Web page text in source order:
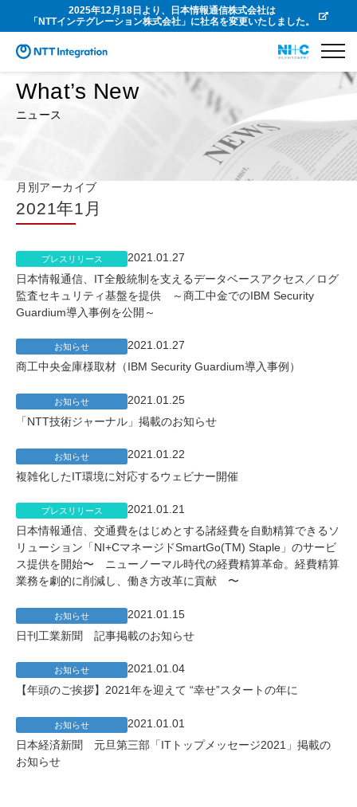
2025年12月18日より、日本情報通信株式会社は
「NTTインテグレーション株式会社」に社名を変更いたしました。
What’s New
ニュース
月別アーカイブ
2021年1月
プレスリリース
2021.01.27
日本情報通信、IT全般統制を支えるデータベースアクセス／ログ
監査セキュリティ基盤を提供 ～商工中金でのIBM Security
Guardium導入事例を公開～
お知らせ
2021.01.27
商工中央金庫様取材（IBM Security Guardium導入事例）
お知らせ
2021.01.25
「NTT技術ジャーナル」掲載のお知らせ
お知らせ
2021.01.22
複雑化したIT環境に対応するウェビナー開催
プレスリリース
2021.01.21
日本情報通信、交通費をはじめとする諸経費を自動精算できるソ
リューション「NI+CマネージドSmartGo(TM) Staple」のサービ
ス提供を開始〜 ニューノーマル時代の経費精算革命。経費精算
業務を劇的に削減し、働き方改革に貢献 〜
お知らせ
2021.01.15
日刊工業新聞 記事掲載のお知らせ
お知らせ
2021.01.04
【年頭のご挨拶】2021年を迎えて “幸せ”スタートの年に
お知らせ
2021.01.01
日本経済新聞 元旦第三部「ITトップメッセージ2021」掲載の
お知らせ